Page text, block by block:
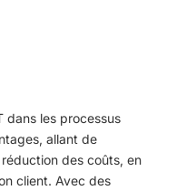
dans les processus
allant de
des coûts, en
client. Avec des